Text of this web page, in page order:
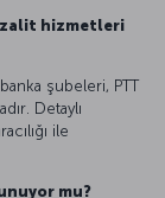
hizmetleri
şubeleri, PTT
Detaylı
ile
mu?